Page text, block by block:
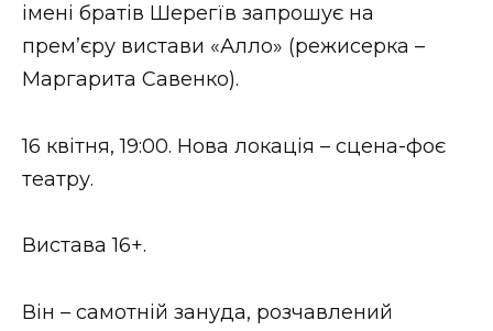
ЗАКАРПАТСЬКІ НОВИНИ
НОВИНИ ЗАХІДНОЇ УКРАЇНИ
імені братів Шерегїв запрошує на
премʼєру вистави «Алло» (режисерка –
Маргарита Савенко).
16 квітня, 19:00. Нова локація – сцена-фоє
театру.
Вистава 16+.
Він – самотній зануда, розчавлений